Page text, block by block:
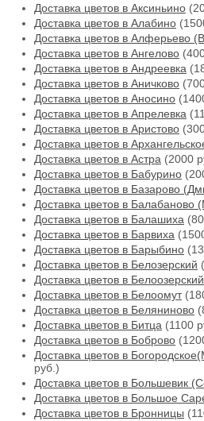
Доставка цветов в Аксиньино
Доставка цветов в Алабино
Доставка цветов в Алферьево
Доставка цветов в Ангелово
Доставка цветов в Андреевка
Доставка цветов в Аничково
Доставка цветов в Аносино
Доставка цветов в Апрелевка
Доставка цветов в Аристово
Доставка цветов в
Доставка цветов в Астра (2000
Доставка цветов в Бабурино
Доставка цветов в Базарово
Доставка цветов в Балабаново
Доставка цветов в Балашиха
Доставка цветов в Барвиха
Доставка цветов в Барыбино
Доставка цветов в Белозерский
Доставка цветов в Белоозерский
Доставка цветов в Белоомут
Доставка цветов в Беляниново
Доставка цветов в Битца (1100
Доставка цветов в Боброво
Доставка цветов в
руб.)
Доставка цветов в Большевик
Доставка цветов в Большое
Доставка цветов в Бронницы